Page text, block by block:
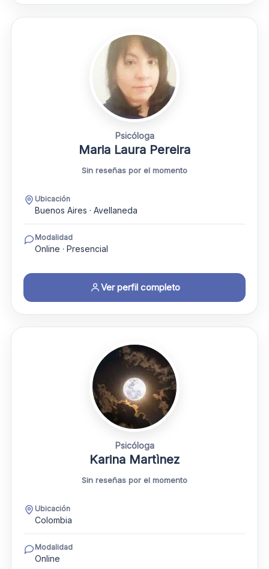
Psicóloga
Maria Laura Pereira
Sin reseñas por el momento
Ubicación
Buenos Aires · Avellaneda
Modalidad
Online · Presencial
Ver perfil completo
Psicóloga
Karina Martìnez
Sin reseñas por el momento
Ubicación
Colombia
Modalidad
Online